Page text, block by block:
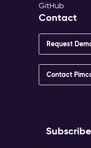
GitHub
Contact
Request
Contact